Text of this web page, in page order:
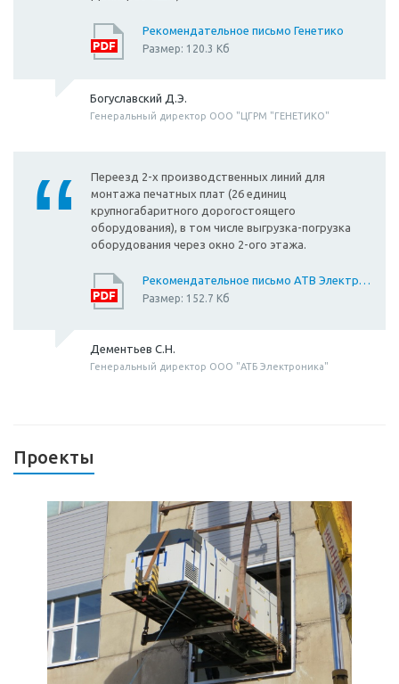
Рекомендательное письмо Генетико
Размер: 120.3 Кб
Богуславский Д.Э.
Генеральный директор ООО "ЦГРМ "ГЕНЕТИКО"
Переезд 2-х производственных линий для
монтажа печатных плат (26 единиц
крупногабаритного дорогостоящего
оборудования), в том числе выгрузка-погрузка
оборудования через окно 2-ого этажа.
Рекомендательное письмо АТВ Электроника 2
Размер: 152.7 Кб
Дементьев С.Н.
Генеральный директор ООО "АТБ Электроника"
Проекты